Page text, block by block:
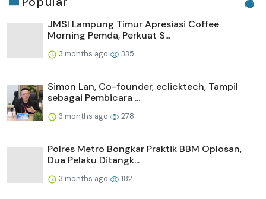
JMSI Lampung Timur Apresiasi Coffee
Morning Pemda, Perkuat S...
3 months ago 335
Simon Lan, Co-founder, eclicktech, Tampil
sebagai Pembicara ...
3 months ago 278
Polres Metro Bongkar Praktik BBM Oplosan,
Dua Pelaku Ditangk...
3 months ago 182